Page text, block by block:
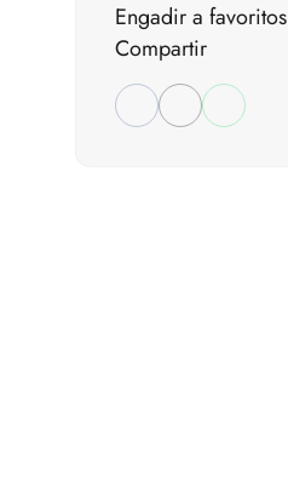
Engadir a favoritos
Compartir